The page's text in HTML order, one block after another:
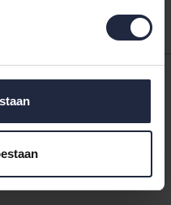
betalen mogelijk
kijk op onze